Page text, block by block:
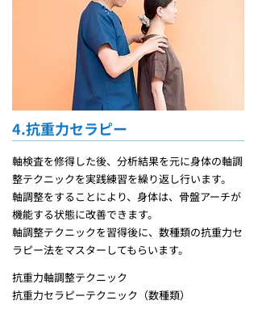
4.抗重力セラピー
軸検査を修得した後、分析結果を元に身体の軸調
整テクニックを実践練習を繰り返し行います。
軸調整をすることにより、身体は、骨盤アーチが
機能する状態に改善できます。
軸調整テクニックを習得後に、数種類の抗重力セ
ラピー法をマスターしてもらいます。
抗重力軸調整テクニック
抗重力セラピーテクニック（数種類）